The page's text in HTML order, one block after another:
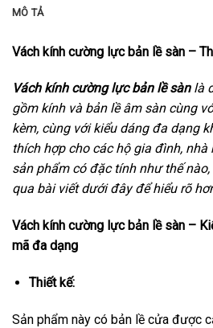
MÔ TẢ
Vách kính cường lực bản lề sàn –
Vách kính cường lực bản lề sànlà
gồm kính và bản lề âm sàn cùng
kèm, cùng với kiểu dáng đa dạng
thích hợp cho các hộ gia đình,
sản phẩm có đặc tính như thế
qua bài viết dưới đây để hiểu rõ
Vách kính cường lực bản lề sàn –
mã đa dạng
Thiết kế:
Sản phẩm này có bản lề cửa được